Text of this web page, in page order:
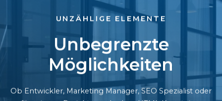
UNZÄHLIGE ELEMENTE
Unbegrenzte
Möglichkeiten
Ob Entwickler, Marketing Manager, SEO Spezialist oder